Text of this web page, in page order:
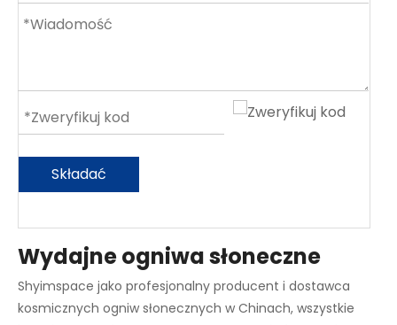
Składać
Wydajne ogniwa słoneczne
Shyimspace jako profesjonalny producent i dostawca
kosmicznych ogniw słonecznych w Chinach, wszystkie